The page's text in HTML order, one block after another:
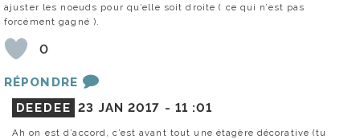
ajuster les noeuds pour qu’elle soit droite ( ce qui n’est pas
forcément gagné ).
0
RÉPONDRE
DEEDEE 23 JAN 2017 - 11 :01
Ah on est d’accord, c’est avant tout une étagère décorative (tu